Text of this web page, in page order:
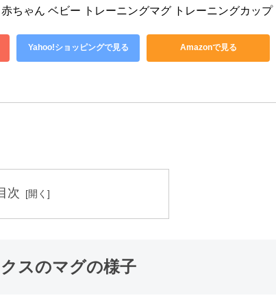
ちゃん ベビー トレーニングマグ トレーニングカップ
Yahoo!ショッピングで見る Amazonで見る
次
スのマグの様子